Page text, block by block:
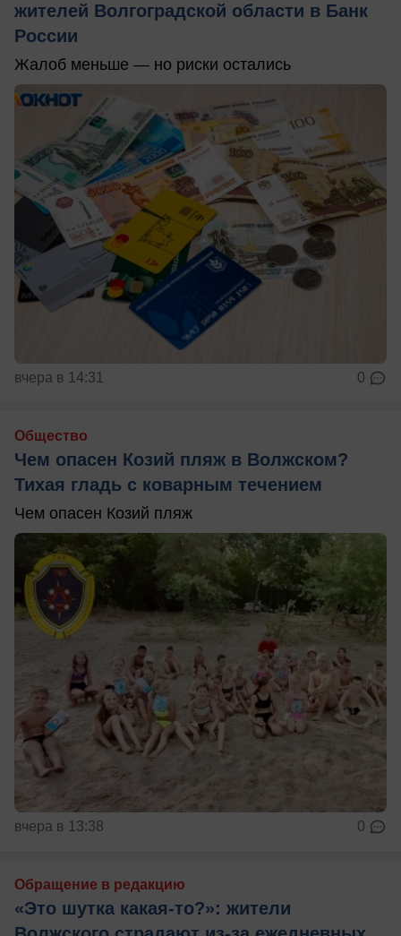
жителей Волгоградской области в Банк
России
Жалоб меньше — но риски остались
вчера в 14:31 0
Общество
Чем опасен Козий пляж в Волжском?
Тихая гладь с коварным течением
Чем опасен Козий пляж
вчера в 13:38 0
Обращение в редакцию
«Это шутка какая-то?»: жители